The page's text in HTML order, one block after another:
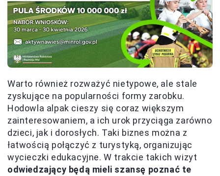
Warto również rozważyć nietypowe, ale stale
zyskujące na popularności formy zarobku.
Hodowla alpak cieszy się coraz większym
zainteresowaniem, a ich urok przyciąga zarówno
dzieci, jak i dorosłych. Taki biznes można z
łatwością połączyć z turystyką, organizując
wycieczki edukacyjne. W trakcie takich wizyt
odwiedzający będą mieli szansę poznać te